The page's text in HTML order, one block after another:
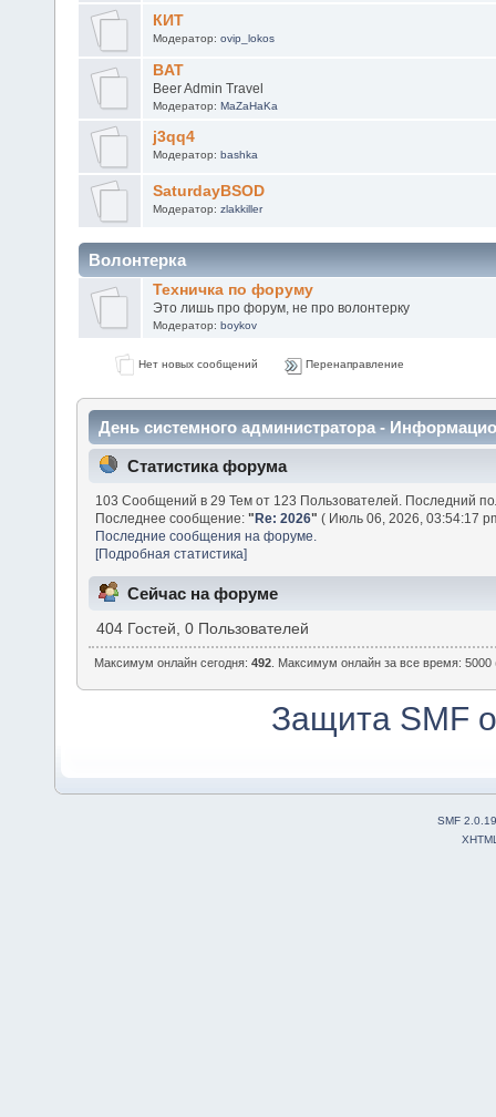
КИТ
Модератор: ovip_lokos
BAT
Beer Admin Travel
Модератор: MaZaHaKa
j3qq4
Модератор: bashka
SaturdayBSOD
Модератор: zlakkiller
Волонтерка
Техничка по форуму
Это лишь про форум, не про волонтерку
Модератор: boykov
Нет новых сообщений Перенаправление
День системного администратора -
Статистика форума
103 Сообщений в 29 Тем от 123 Пользователей. Последний
Последнее сообщение:"Re: 2026" ( Июль 06, 2026, 03:54:17
Последние сообщения на форуме.
[Подробная статистика]
Сейчас на форуме
404 Гостей, 0 Пользователей
Максимум онлайн сегодня:492 . Максимум онлайн за все время:
Защита SMF
SMF 2.0.19